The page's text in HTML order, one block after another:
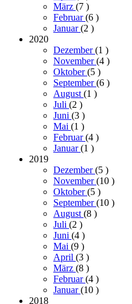
März (7 )
Februar(6 )
Januar(2 )
2020
Dezember(1 )
November(4 )
Oktober(5 )
September(6 )
August (1 )
Juli (2 )
Juni (3 )
Mai (1 )
Februar(4 )
Januar(1 )
2019
Dezember(5 )
November(10 )
Oktober(5 )
September(10 )
August (8 )
Juli (2 )
Juni (4 )
Mai (9 )
April (3 )
März (8 )
Februar(4 )
Januar(10 )
2018